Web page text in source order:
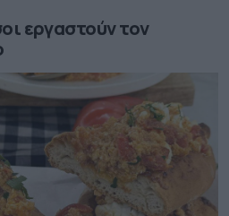
εργαστούν τον